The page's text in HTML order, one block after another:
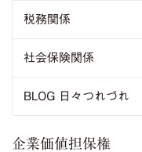
税務関係
社会保険関係
BLOG 日々つれづれ
企業価値担保権